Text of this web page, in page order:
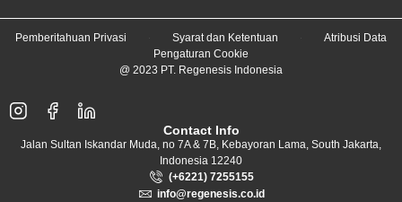
Pemberitahuan Privasi Syarat dan Ketentuan
Atribusi Data
Pengaturan Cookie
@ 2023 PT. Regenesis Indonesia
Contact Info
Jalan Sultan Iskandar Muda, no 7A & 7B, Kebayoran Lama, South Jakarta,
Indonesia 12240
(+6221) 7255155
info@regenesis.co.id